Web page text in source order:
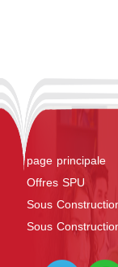
page principale
Offres SPU
Sous
Sous